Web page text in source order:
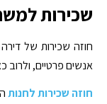
שכירות
חוזה שכירות של
אנשים פרטיים, ולרוב
חוזה שכירות לחנות